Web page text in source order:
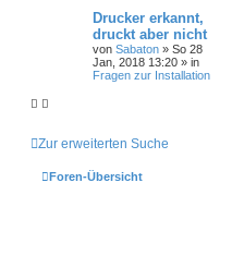
Drucker erkannt,
druckt aber nicht
von Sabaton » So 28
Jan, 2018 13:20 » in
Fragen zur Installation
Zur erweiterten Suche
Foren-Übersicht